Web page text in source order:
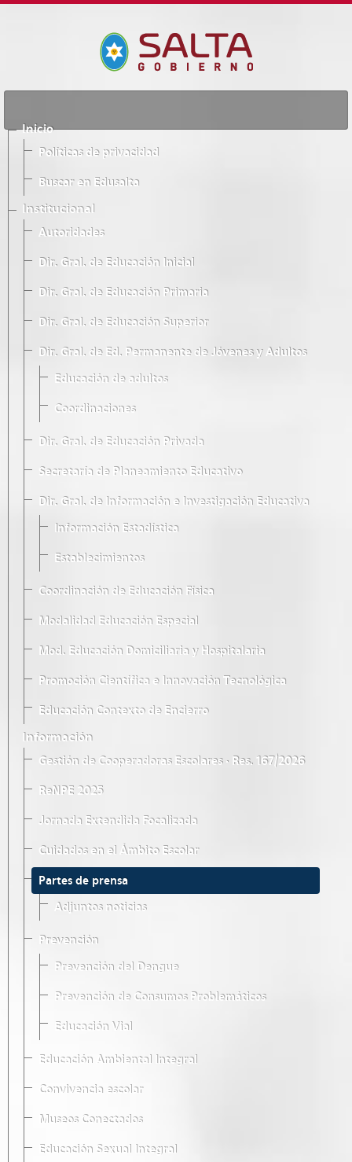
Inicio
Políticas de privacidad
Buscar en Edusalta
Institucional
Autoridades
Dir. Gral. de Educación Inicial
Dir. Gral. de Educación Primaria
Dir. Gral. de Educación Superior
Dir. Gral. de Ed. Permanente de Jóvenes y Adultos
Educación de adultos
Coordinaciones
Dir. Gral. de Educación Privada
Secretaría de Planeamiento Educativo
Dir. Gral. de Información e Investigación Educativa
Información Estadística
Establecimientos
Coordinación de Educación Física
Modalidad Educación Especial
Mod. Educación Domiciliaria y Hospitalaria
Promoción Científica e Innovación Tecnológica
Educación Contexto de Encierro
Información
Gestión de Cooperadoras Escolares · Res. 167/2026
ReNPE 2025
Jornada Extendida Focalizada
Cuidados en el Ámbito Escolar
Partes de prensa
Adjuntos noticias
Prevención
Prevención del Dengue
Prevención de Consumos Problemáticos
Educación Vial
Educación Ambiental Integral
Convivencia escolar
Museos Conectados
Educación Sexual Integral